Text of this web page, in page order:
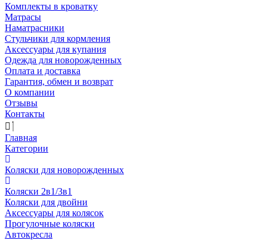
Комплекты в кроватку
Матрасы
Наматрасники
Стульчики для кормления
Аксессуары для купания
Одежда для новорожденных
Оплата и доставка
Гарантия, обмен и возврат
О компании
Отзывы
Контакты
Главная
Категории
Коляски для новорожденных
Коляски 2в1/3в1
Коляски для двойни
Аксессуары для колясок
Прогулочные коляски
Автокресла